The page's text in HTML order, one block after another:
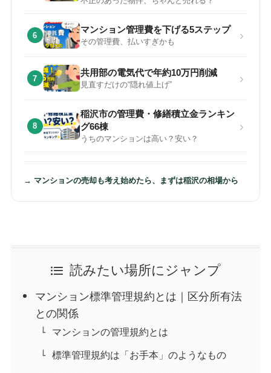
6
マンション管理費を下げる5ステップ
その管理費、払いすぎかも ›
7
共用部の電気代で年約10万円削減
見直すだけの“隠れ値上げ” ›
8
稲沢市の管理費・修繕積立金ランキン
グ66棟
うちのマンションは高い？安い？
›
→ マンションの売却も考え始めたら、まずは稲沢の相場から
読みたい場所にジャンプ
マンション標準管理規約とは｜区分所有法
との関係
マンションの管理規約とは
標準管理規約は「お手本」のようなもの